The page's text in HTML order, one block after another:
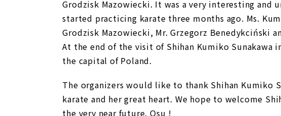
Grodzisk Mazowiecki. It was a very interesting
started practicing karate three months ago. Ms.
Grodzisk Mazowiecki, Mr. Grzegorz Benedykciński
At the end of the visit of Shihan Kumiko Sunakawa
the capital of Poland.
The organizers would like to thank Shihan Kumiko
karate and her great heart. We hope to welcome
the very near future. Osu !